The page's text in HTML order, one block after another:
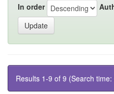
In order
Results 1-9 of 9 (Search